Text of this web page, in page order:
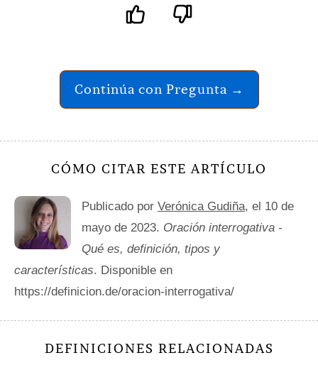
Continúa con Pregunta →
CÓMO CITAR ESTE ARTÍCULO
Publicado por Verónica Gudiña, el 10 de
mayo de 2023. Oración interrogativa -
Qué es, definición, tipos y
características. Disponible en
https://definicion.de/oracion-interrogativa/
DEFINICIONES RELACIONADAS